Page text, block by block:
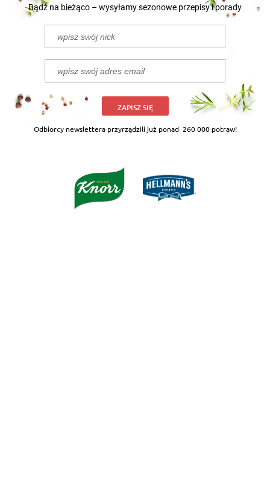
Bądź na bieżąco – wysyłamy sezonowe przepisy i porady
ZAPISZ SIĘ
Odbiorcy newslettera przyrządzili już ponad 260 000 potraw!